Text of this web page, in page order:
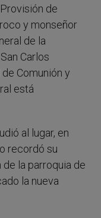
de
y monseñor
de la
Carlos
Comunión y
está
al lugar, en
recordó su
la parroquia de
la nueva